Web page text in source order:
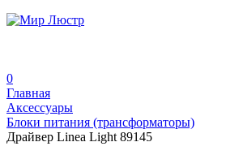
0
Главная
Аксессуары
Блоки питания (трансформаторы)
Драйвер Linea Light 89145